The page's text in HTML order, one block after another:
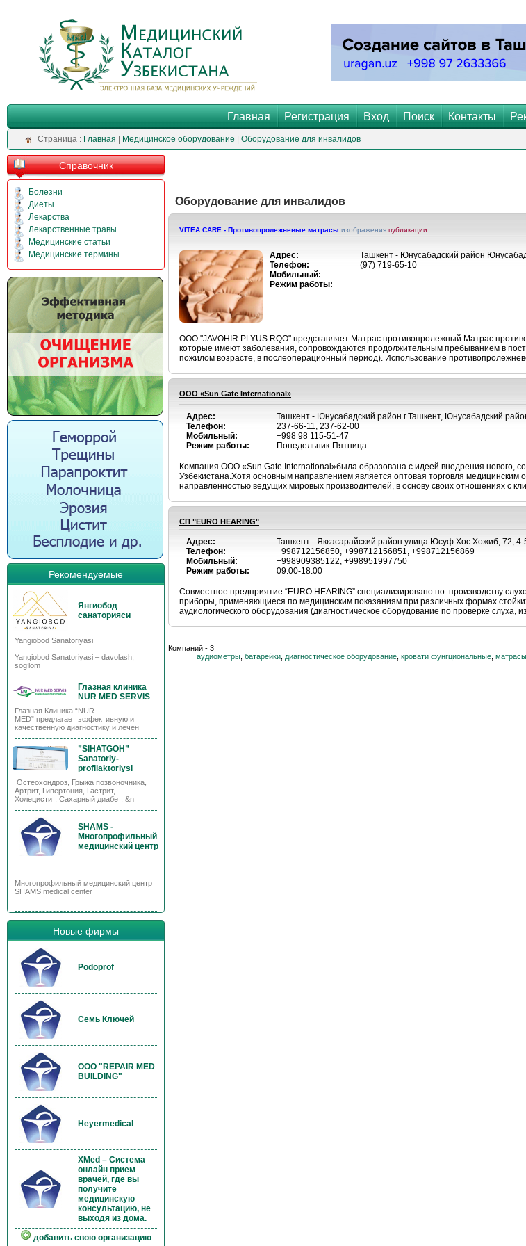
Главная Регистрация Вход Поиск Контакты
Cтраница : Главная Медицинское оборудование Оборудование для инвалидов
Справочник
Болезни
Диеты
Лекарства
Лекарственные травы
Медицинские статьи
Медицинские термины
Рекомендуемые
Янгиобод
санаторияси
Yangiobod Sanatoriyasi
Yangiobod Sanatoriyasi – davolash,
sog’lom
Глазная клиника
NUR MED SERVIS
Глазная Клиника “NUR
MED” предлагает эффективную и
качественную диагностику и лечен
”SIHATGOH”
Sanatoriy-
profilaktoriysi
Остеохондроз, Грыжа позвоночника,
Артрит, Гипертония, Гастрит,
Холецистит, Сахарный диабет. &n
SHAMS -
Многопрофильный
медицинский центр
Многопрофильный медицинский центр
SHAMS medical center
Новые фирмы
Podoprof
Семь Ключей
OOO "REPAIR MED
BUILDING"
Heyermedical
XMed – Система
онлайн прием
врачей, где вы
получите
медицинскую
консультацию, не
выходя из дома.
добавить свою организацию
Оборудование для инвалидов
VITEA CARE - Противопролеж­невые матрасы изображения публикации
Адрес:
Телефон:
Мобильный:
Режим работы:
Ташкент - Юнусабадский район
(97) 719-65-10
ООО "JAVOHIR PLYUS RQO" представляет Матрас противопролежный Матрас
которые имеют заболевания, сопровождаются продолжительным пребыванием в
пожилом возрасте, в послеоперационный период). Использование
OOO «Sun Gate International»
Адрес:
Телефон:
Мобильный:
Режим работы:
Ташкент - Юнусабадский район г.Ташкент, Юнусабадский
237-66-11, 237-62-00
+998 98 115-51-47
Понедельник-Пятница
Компания OOO «Sun Gate International»была образована с идеей внедрения нового,
Узбекистана.Хотя основным направлением является оптовая торговля
направленностью ведущих мировых производителей, в основу своих отношениях с
СП "EURO HEARING"
Адрес:
Телефон:
Мобильный:
Режим работы:
Ташкент - Яккасарайский район улица Юсуф Хос Хожиб, 72, 4-
+998712156850, +998712156851, +998712156869
+998909385122, +998951997750
09:00-18:00
Совместное предприятие “EURO HEARING” специализировано по: производству
приборы, применяющиеся по медицинским показаниям при различных формах
аудиологического оборудования (диагностическое оборудование по проверке слуха,
Компаний - 3
аудиометры батарейки диагностическое оборудование кровати фунгциональные матрасы